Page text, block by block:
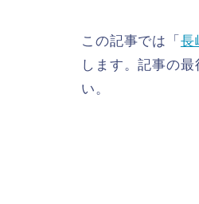
この記事では「 長
します。記事の
い。